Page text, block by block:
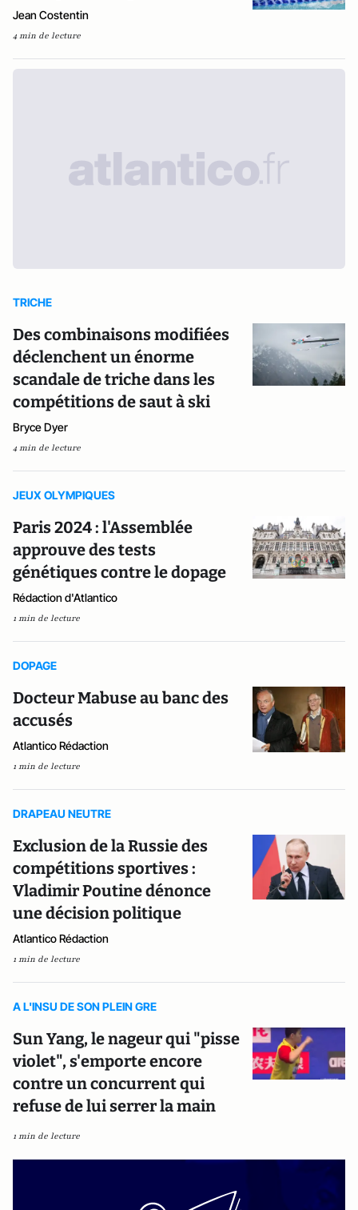
Jean Costentin
4 min de lecture
TRICHE
Des combinaisons modifiées
déclenchent un énorme
scandale de triche dans les
compétitions de saut à ski
Bryce Dyer
4 min de lecture
JEUX OLYMPIQUES
Paris 2024 : l'Assemblée
approuve des tests
génétiques contre le dopage
Rédaction d'Atlantico
1 min de lecture
DOPAGE
Docteur Mabuse au banc des
accusés
Atlantico Rédaction
1 min de lecture
DRAPEAU NEUTRE
Exclusion de la Russie des
compétitions sportives :
Vladimir Poutine dénonce
une décision politique
Atlantico Rédaction
1 min de lecture
A L'INSU DE SON PLEIN GRE
Sun Yang, le nageur qui "pisse
violet", s'emporte encore
contre un concurrent qui
refuse de lui serrer la main
1 min de lecture